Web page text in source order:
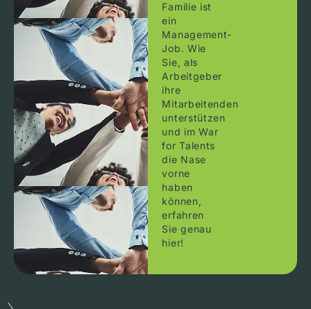
Familie ist
ein
Management-
Job. Wie
Sie, als
Arbeitgeber
ihre
Mitarbeitenden
unterstützen
und im War
for Talents
die Nase
vorne
haben
können,
erfahren
Sie genau
hier!